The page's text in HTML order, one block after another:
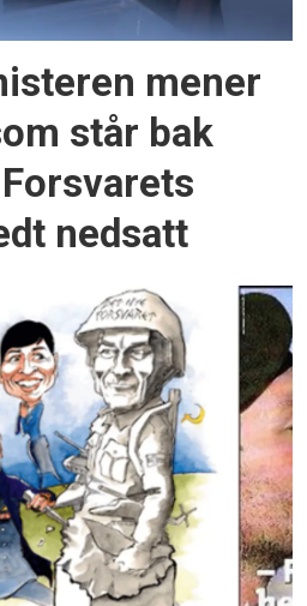
mener
står bak
nedsatt